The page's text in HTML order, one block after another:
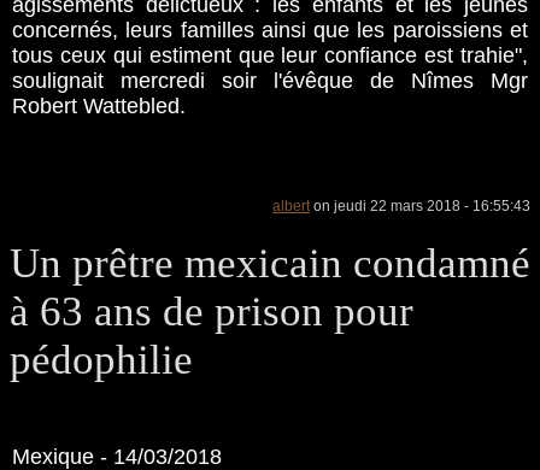
agissements délictueux : les enfants et les jeunes
concernés, leurs familles ainsi que les paroissiens et
tous ceux qui estiment que leur confiance est trahie",
soulignait mercredi soir l'évêque de Nîmes Mgr
Robert Wattebled.
alberton jeudi 22 mars 2018 - 16:55:43
Un prêtre mexicain condamné
à 63 ans de prison pour
pédophilie
Mexique - 14/03/2018